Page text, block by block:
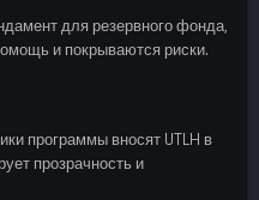
для резервного фонда,
и покрываются риски.
программы вносят UTLH в
прозрачность и